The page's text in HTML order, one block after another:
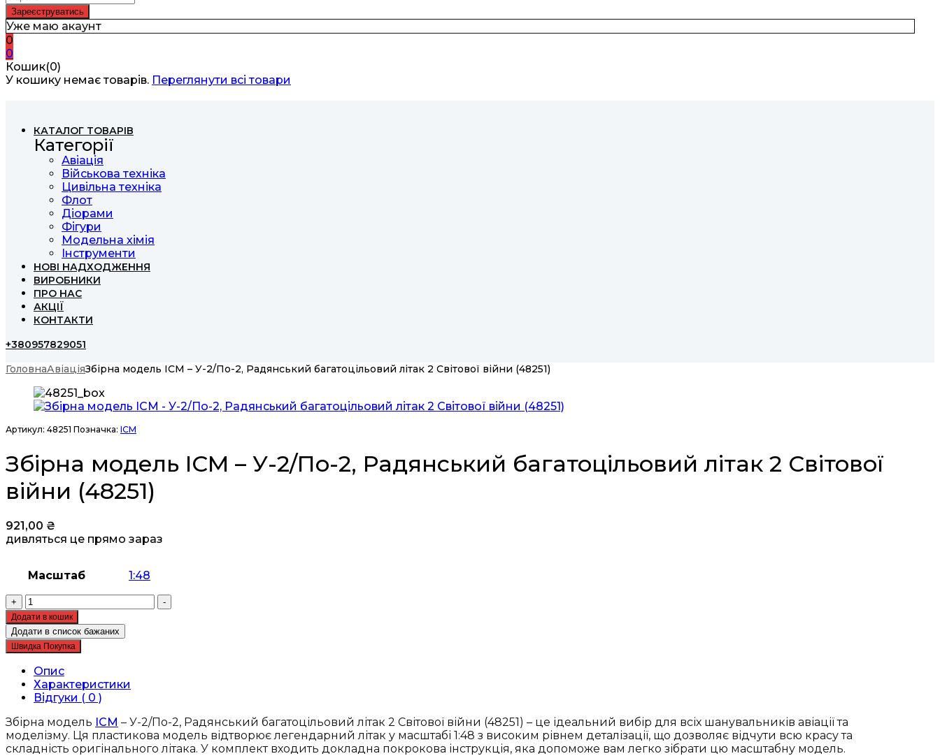
Уже маю акаунт
0
0
Кошик(0)
У кошику немає товарів. Переглянути всі товари
КАТАЛОГ ТОВАРІВ
Категорії
Авіація
Військова техніка
Цивільна техніка
Флот
Діорами
Фігури
Модельна хімія
Інструменти
НОВІ НАДХОДЖЕННЯ
ВИРОБНИКИ
ПРО НАС
АКЦІЇ
КОНТАКТИ
+380957829051
ГоловнаАвіаціяЗбірна модель ICM – У-2/По-2, Радянський багатоцільовий літак 2 Світової війни (48251)
Артикул: 48251 Позначка: ICM
Збірна модель ICM – У-2/По-2, Радянський багатоцільовий літак 2 Світової
війни (48251)
921,00 ₴
дивляться це прямо зараз
Масштаб 1:48
+
Збірна
модель
ICM
-
У-2/
По-2,
Радянський
багатоцільовий
літак
2
Світової
війни
-
Додати в кошик
Додати в список бажаних
Швидка Покупка
Опис
Характеристики
Відгуки ( 0 )
Збірна модель ICM – У-2/По-2, Радянський багатоцільовий літак 2 Світової війни (48251) – це ідеальний вибір для всіх шанувальників авіації та
моделізму. Ця пластикова модель відтворює легендарний літак у масштабі 1:48 з високим рівнем деталізації, що дозволяє відчути всю красу та
складність оригінального літака. У комплект входить докладна покрокова інструкція, яка допоможе вам легко зібрати цю масштабну модель.